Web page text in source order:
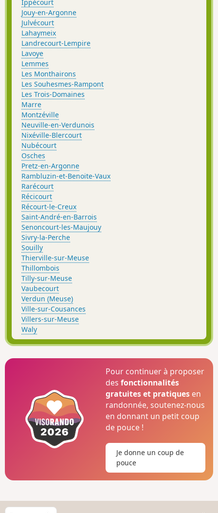
Ippécourt
Jouy-en-Argonne
Julvécourt
Lahaymeix
Landrecourt-Lempire
Lavoye
Lemmes
Les Monthairons
Les Souhesmes-Rampont
Les Trois-Domaines
Marre
Montzéville
Neuville-en-Verdunois
Nixéville-Blercourt
Nubécourt
Osches
Pretz-en-Argonne
Rambluzin-et-Benoite-Vaux
Rarécourt
Récicourt
Récourt-le-Creux
Saint-André-en-Barrois
Senoncourt-les-Maujouy
Sivry-la-Perche
Souilly
Thierville-sur-Meuse
Thillombois
Tilly-sur-Meuse
Vaubecourt
Verdun (Meuse)
Ville-sur-Cousances
Villers-sur-Meuse
Waly
Pour continuer à proposer
desfonctionnalités
gratuites et pratiques en
randonnée, soutenez-nous
en donnant un petit coup
de pouce !
Je donne un coup de
pouce